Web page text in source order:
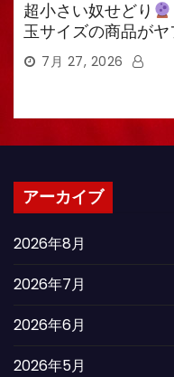
超小さい奴せどり
玉サイズの商品が
7月 27, 2026
アーカイブ
2026年8月
2026年7月
2026年6月
2026年5月